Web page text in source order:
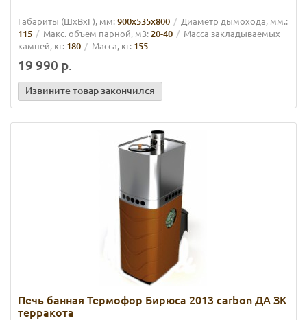
Габариты (ШхВхГ), мм:900х535х800 Диаметр дымохода, мм.:
115 Макс. объем парной, м3:20-40
Масса закладываемых
камней, кг: 180 Масса, кг: 155
19 990 р.
Извините товар закончился
Печь банная Термофор Бирюса 2013 сarbon ДА ЗК
терракота